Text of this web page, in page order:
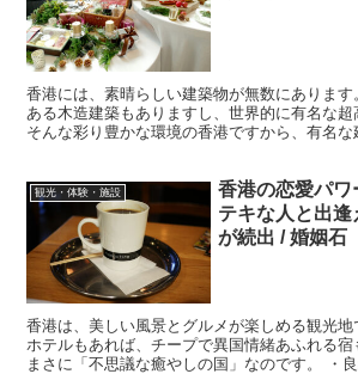
香港には、素晴らしい建築物が無数にあります
ある木造建築もありますし、世界的に有名な超
そんな彩り豊かな環境の香港ですから、有名
観光・体験・施設
香港の恋愛パワ
テキな人と出逢
が続出 / 婚姻石
香港は、美しい風景とグルメが楽しめる観光
ホテルもあれば、チープで異国情緒あふれる宿
まさに「不思議な癒やしの国」なのです。 ・